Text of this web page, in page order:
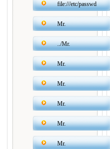
file:///etc/passwd
Mr.
../Mr.
Mr.
Mr.
Mr.
Mr.
Mr.